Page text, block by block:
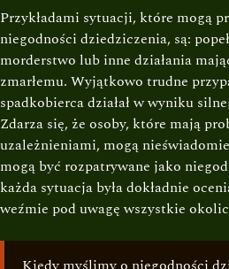
Przykładami sytuacji, które mogą
niegodności dziedziczenia, są:
morderstwo lub inne działania
zmarłemu. Wyjątkowo trudne
spadkobierca działał w wyniku
Zdarza się, że osoby, które mają
uzależnieniami, mogą
mogą być rozpatrywane jako
każda sytuacja była dokładnie
weźmie pod uwagę wszystkie